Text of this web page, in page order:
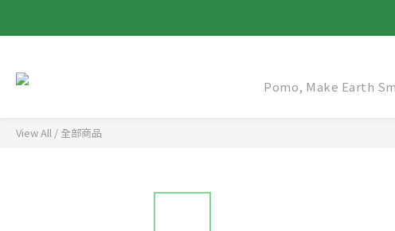
Pomo, Make Earth
View All / 全部商品